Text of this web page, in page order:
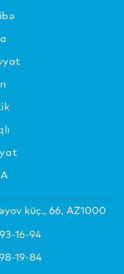
küç., 66, AZ1000
16-94
19-84